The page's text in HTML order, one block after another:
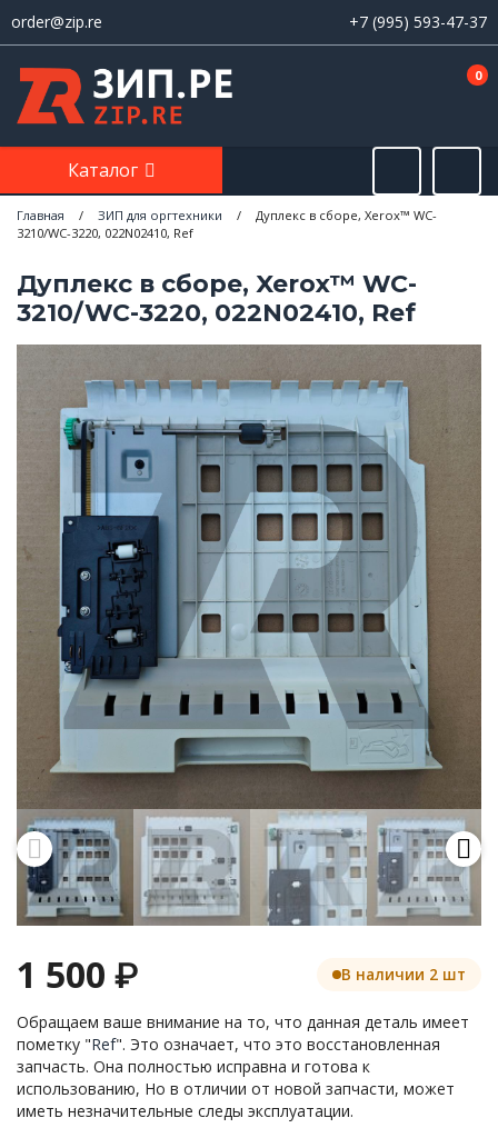
order@zip.re +7 (995) 593-47-37
0
Каталог
Главная / ЗИП для оргтехники /
Дуплекс в сборе, Xerox™ WC-
3210/WC-3220, 022N02410, Ref
Дуплекс в сборе, Xerox™ WC-
3210/WC-3220, 022N02410, Ref
1 500 ₽
Обращаем ваше внимание на то, что данная деталь имеет
пометку "Ref". Это означает, что это восстановленная
запчасть. Она полностью исправна и готова к
использованию, Но в отличии от новой запчасти, может
иметь незначительные следы эксплуатации.
В наличии 2 шт